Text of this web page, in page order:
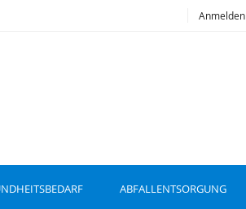
Anmelden
ABFALLENTSORGUNG